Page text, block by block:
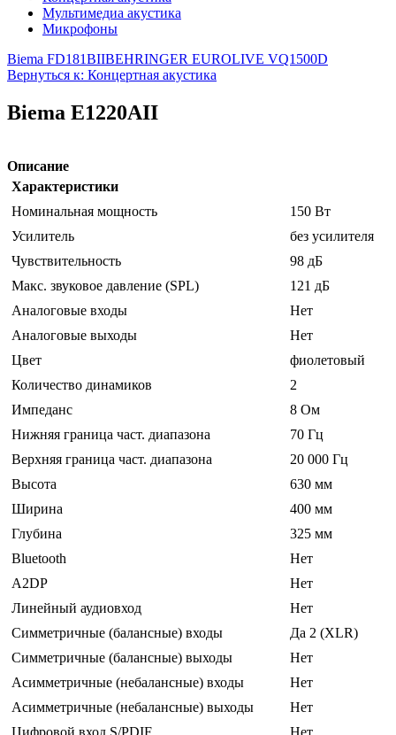
Мультимедиа акустика
Микрофоны
Biema FD181BIIBEHRINGER EUROLIVE VQ1500D
Вернуться к: Концертная акустика
Biema E1220AII
Описание
Характеристики
Номинальная мощность
150 Вт
Усилитель
без усилителя
Чувствительность
98 дБ
Макс. звуковое давление (SPL)
121 дБ
Аналоговые входы
Нет
Аналоговые выходы
Нет
Цвет
фиолетовый
Количество динамиков
2
Импеданс
8 Ом
Нижняя граница част. диапазона
70 Гц
Верхняя граница част. диапазона
20 000 Гц
Высота
630 мм
Ширина
400 мм
Глубина
325 мм
Bluetooth
Нет
A2DP
Нет
Линейный аудиовход
Нет
Симметричные (балансные) входы
Да 2 (XLR)
Симметричные (балансные) выходы
Нет
Асимметричные (небалансные) входы
Нет
Асимметричные (небалансные) выходы
Нет